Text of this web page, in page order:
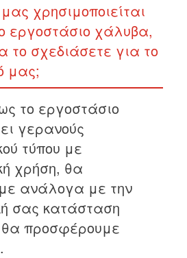
χρησιμοποιείται
εργοστάσιο χάλυβα,
το σχεδιάσετε για το
μας;
το εργοστάσιο
γερανούς
τύπου με
χρήση, θα
ανάλογα με την
σας κατάσταση
προσφέρουμε